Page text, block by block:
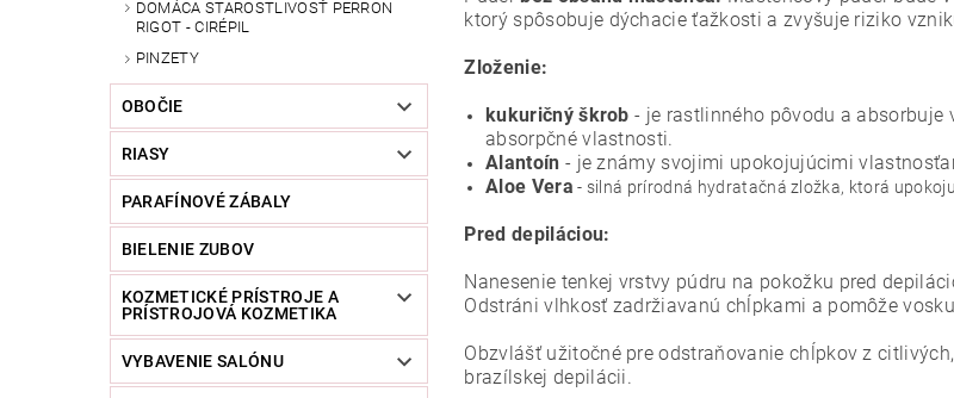
DOMÁCA STAROSTLIVOSŤ PERRON
RIGOT - CIRÉPIL
PINZETY
OBOČIE
RIASY
PARAFÍNOVÉ ZÁBALY
BIELENIE ZUBOV
KOZMETICKÉ PRÍSTROJE A
PRÍSTROJOVÁ KOZMETIKA
VYBAVENIE SALÓNU
ktorý spôsobuje dýchacie ťažkosti a zvyšuje riziko
Zloženie:
kukuričný škrob - je rastlinného pôvodu a
absorpčné vlastnosti.
Alantoín - je známy svojimi upokojujúcimi
Aloe Vera - silná prírodná hydratačná zložka, ktorá
Pred depiláciou:
Nanesenie tenkej vrstvy púdru na pokožku pred
Odstráni vlhkosť zadržiavanú chĺpkami a pomôže
Obzvlášť užitočné pre odstraňovanie chĺpkov z
brazílskej depilácii.